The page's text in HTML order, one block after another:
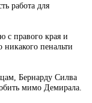
работа для
с правого края и
никакого пенальти
Бернарду Силва
мимо Демирала.